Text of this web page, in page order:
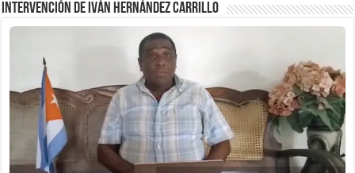
Intervención de Iván Hernández Carrillo